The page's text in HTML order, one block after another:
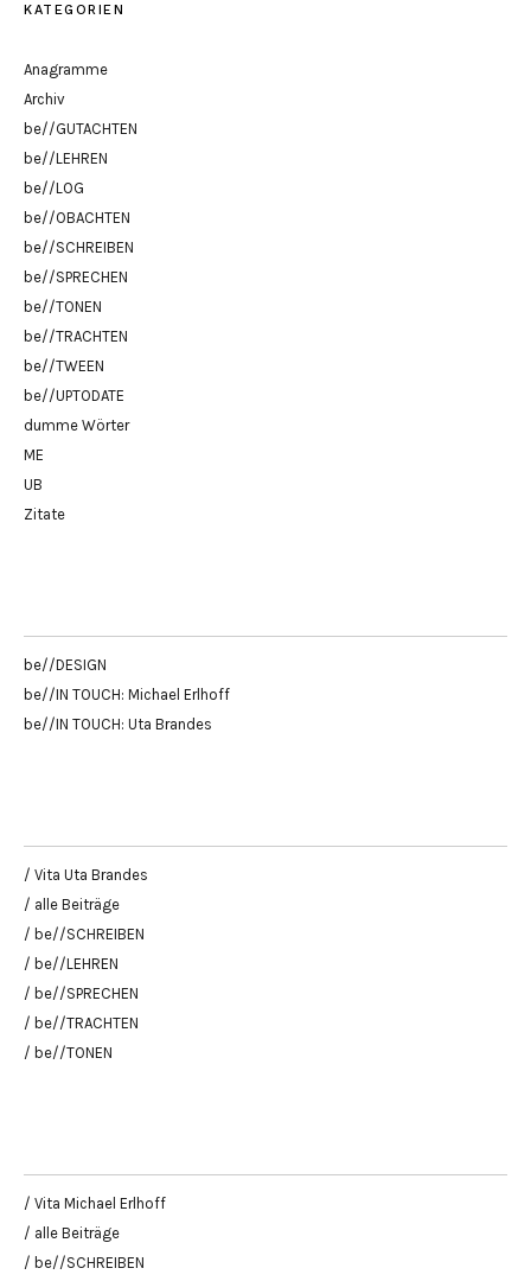
KATEGORIEN
Anagramme
Archiv
be//GUTACHTEN
be//LEHREN
be//LOG
be//OBACHTEN
be//SCHREIBEN
be//SPRECHEN
be//TONEN
be//TRACHTEN
be//TWEEN
be//UPTODATE
dumme Wörter
ME
UB
Zitate
be//DESIGN
be//IN TOUCH: Michael Erlhoff
be//IN TOUCH: Uta Brandes
/ Vita Uta Brandes
/ alle Beiträge
/ be//SCHREIBEN
/ be//LEHREN
/ be//SPRECHEN
/ be//TRACHTEN
/ be//TONEN
/ Vita Michael Erlhoff
/ alle Beiträge
/ be//SCHREIBEN